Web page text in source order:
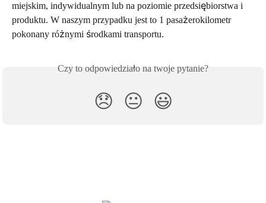
miejskim, indywidualnym lub na poziomie przedsiębiorstwa i
produktu. W naszym przypadku jest to 1 pasażerokilometr
pokonany różnymi środkami transportu.
Czy to odpowiedziało na twoje pytanie?
😞 😐 😃